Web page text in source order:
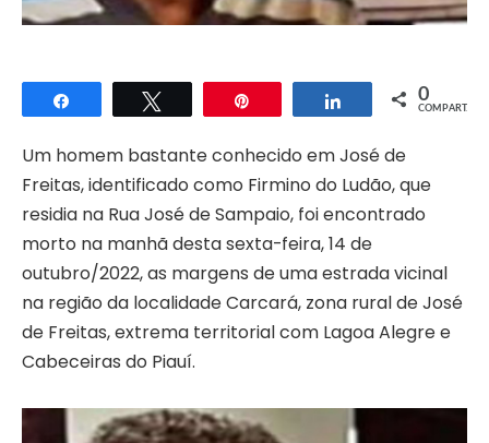
Compartilhar Compartilhar
0
COMPART.
Um homem bastante conhecido em José de
Freitas, identificado como Firmino do Ludão, que
residia na Rua José de Sampaio, foi encontrado
morto na manhã desta sexta-feira, 14 de
outubro/2022, as margens de uma estrada vicinal
na região da localidade Carcará, zona rural de José
de Freitas, extrema territorial com Lagoa Alegre e
Cabeceiras do Piauí.